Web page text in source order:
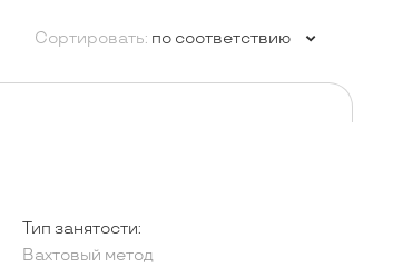
Сортировать: по соответствию
Тип занятости:
Вахтовый метод